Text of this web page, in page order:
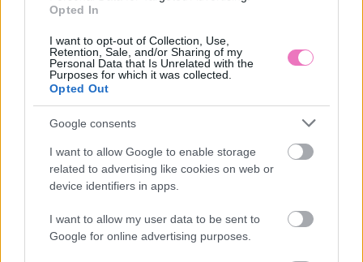
Opted In
I want to opt-out of Collection, Use,
Retention, Sale, and/or Sharing of my
Personal Data that Is Unrelated with the
Purposes for which it was collected.
Opted Out
Google consents
I want to allow Google to enable storage
related to advertising like cookies on web or
device identifiers in apps.
I want to allow my user data to be sent to
Google for online advertising purposes.
„A strandon üvöltött a
kislányával” – Valóban
semmi közünk hozzá, ha
egy szülő nyilvánosan
töri össze a gyereke
A férfi tőled veszi el, ami
neki nincs: legyen az
pénz, önbizalom vagy
belső béke